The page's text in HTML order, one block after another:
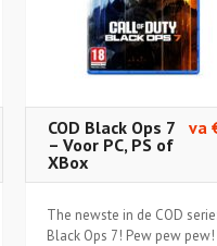
COD Black Ops 7
– Voor PC, PS of
XBox
va
The newste in de COD serie:
Black Ops 7! Pew pew pew!